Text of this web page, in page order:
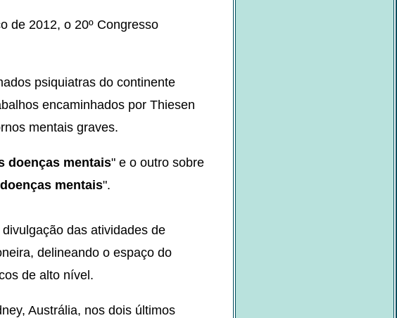
de 2012, o 20º Congresso
psiquiatras do continente
encaminhados por Thiesen
mentais graves.
doenças mentais" e o outro sobre
mentais".
das atividades de
delineando o espaço do
de alto nível.
Austrália, nos dois últimos